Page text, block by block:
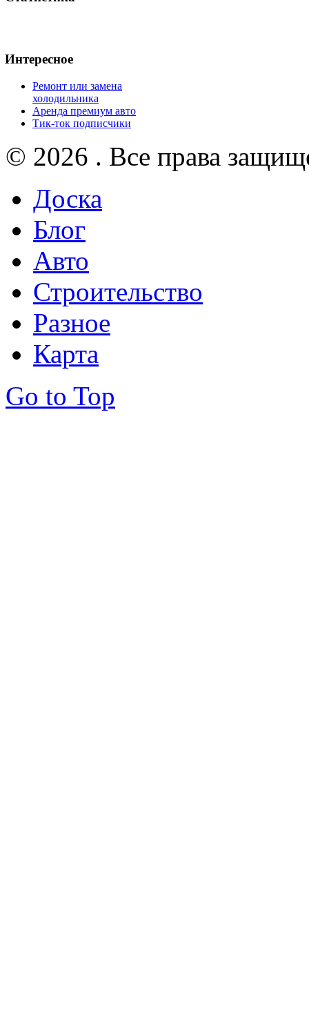
Интересное
Ремонт или замена
холодильника
Аренда премиум авто
Тик-ток подписчики
© 2026 . Все права
Доска
Блог
Авто
Строительство
Разное
Карта
Go to Top